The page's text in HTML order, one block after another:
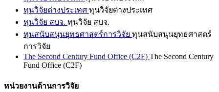
ทุนวิจัยต่างประเทศ ทุนวิจัยต่างประเทศ
ทุนวิจัย สบจ. ทุนวิจัย สบจ.
ทุนสนับสนุนยุทธศาสตร์การวิจัย ทุนสนับสนุนยุทธศาสตร์
การวิจัย
The Second Century Fund Office (C2F) The Second Century
Fund Office (C2F)
หน่วยงานด้านการวิจัย